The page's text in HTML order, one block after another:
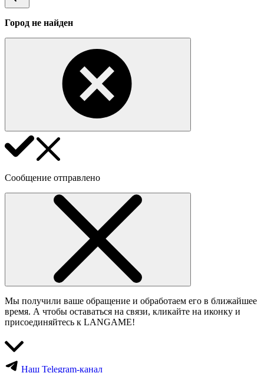
Город не найден
Сообщение отправлено
Мы получили ваше обращение и обработаем его в ближайшее
время. А чтобы оставаться на связи, кликайте на иконку и
присоединяйтесь к LANGAME!
Наш Telegram-канал